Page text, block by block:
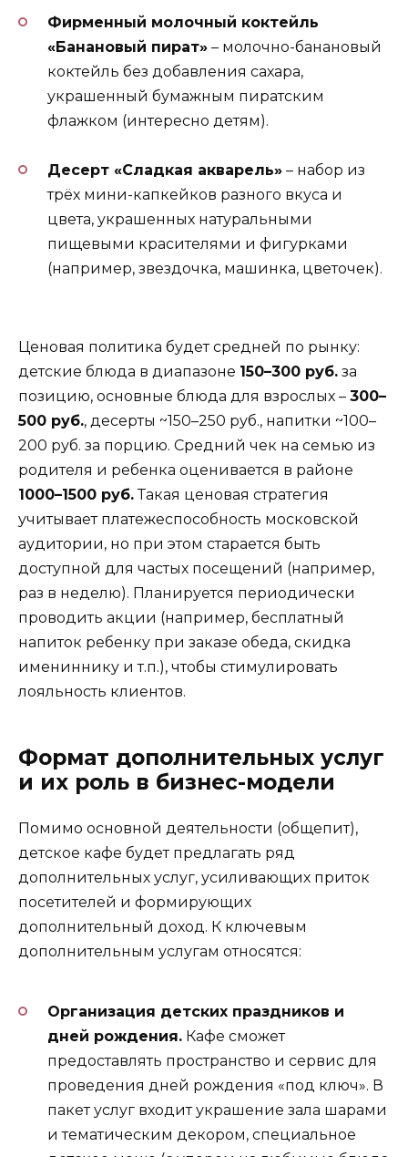
Фирменный молочный коктейль
«Банановый пират» – молочно-банановый
коктейль без добавления сахара,
украшенный бумажным пиратским
флажком (интересно детям).
Десерт «Сладкая акварель» – набор из
трёх мини-капкейков разного вкуса и
цвета, украшенных натуральными
пищевыми красителями и фигурками
(например, звездочка, машинка, цветочек).
Ценовая политика будет средней по рынку:
детские блюда в диапазоне 150–300 руб. за
позицию, основные блюда для взрослых – 300–
500 руб., десерты ~150–250 руб., напитки ~100–
200 руб. за порцию. Средний чек на семью из
родителя и ребенка оценивается в районе
1000–1500 руб.Такая ценовая стратегия
учитывает платежеспособность московской
аудитории, но при этом старается быть
доступной для частых посещений (например,
раз в неделю). Планируется периодически
проводить акции (например, бесплатный
напиток ребенку при заказе обеда, скидка
имениннику и т.п.), чтобы стимулировать
лояльность клиентов.
Формат дополнительных услуг
и их роль в бизнес-модели
Помимо основной деятельности (общепит),
детское кафе будет предлагать ряд
дополнительных услуг, усиливающих приток
посетителей и формирующих
дополнительный доход. К ключевым
дополнительным услугам относятся:
Организация детских праздников и
дней рождения. Кафе сможет
предоставлять пространство и сервис для
проведения дней рождения «под ключ». В
пакет услуг входит украшение зала шарами
и тематическим декором, специальное